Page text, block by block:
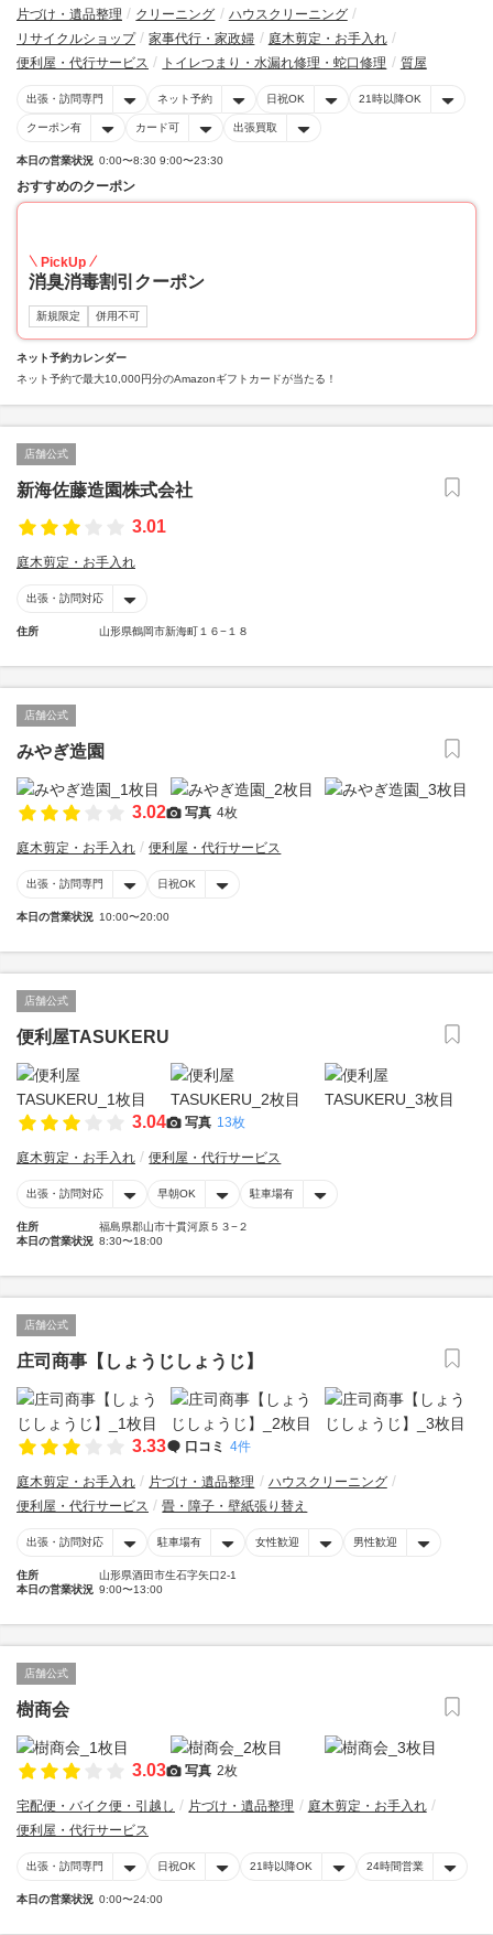
片づけ・遺品整理 クリーニング
ハウスクリーニング
リサイクルショップ
家事代行・家政婦
庭木剪定・お手入れ
便利屋・代行サービス
トイレつまり・水漏れ修理・蛇口修理 質屋
出張・訪問専門 ネット予約 日祝OK 21時以降OK
クーポン有 カード可 出張買取
本日の営業状況 0:00〜8:30 9:00〜23:30
おすすめのクーポン
PickUp
消臭消毒割引クーポン
新規限定 併用不可
ネット予約カレンダー
ネット予約で最大10,000円分のAmazonギフトカードが当たる！
店舗公式
新海佐藤造園株式会社
3.01
庭木剪定・お手入れ
出張・訪問対応
住所 山形県鶴岡市新海町１６−１８
店舗公式
みやぎ造園
3.02 写真 4枚
庭木剪定・お手入れ 便利屋・代行サービス
出張・訪問専門 日祝OK
本日の営業状況 10:00〜20:00
店舗公式
便利屋TASUKERU
3.04 写真 13枚
庭木剪定・お手入れ 便利屋・代行サービス
出張・訪問対応 早朝OK 駐車場有
住所
福島県郡山市十貫河原５３−２
本日の営業状況 8:30〜18:00
店舗公式
庄司商事【しょうじしょうじ】
3.33 口コミ 4件
庭木剪定・お手入れ 片づけ・遺品整理
ハウスクリーニング
便利屋・代行サービス
畳・障子・壁紙張り替え
出張・訪問対応 駐車場有 女性歓迎 男性歓迎
住所
山形県酒田市生石字矢口2-1
本日の営業状況 9:00〜13:00
店舗公式
樹商会
3.03 写真 2枚
宅配便・バイク便・引越し 片づけ・遺品整理
庭木剪定・お手入れ
便利屋・代行サービス
出張・訪問専門 日祝OK 21時以降OK 24時間営業
本日の営業状況 0:00〜24:00